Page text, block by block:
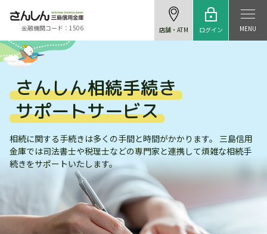
金融機関コード：1506 店舗・ATM ログイン MENU
さんしん相続手続き
サポートサービス
相続に関する手続きは多くの手間と時間がかかります。
三島信用
金庫では司法書士や税理士などの専門家と連携して煩雑な相続手
続きをサポートいたします。